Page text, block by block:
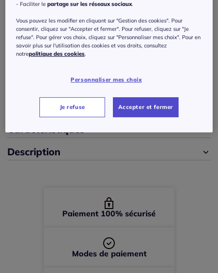
Taille :
Veuillez sélectionner une taille
36 -En stock
En stock
44 -En stock
Guide des tailles
Caractéristiques
Description
Paiement 100% sécurisé
Modes de paiement
- Faciliter lepartage sur les réseaux sociaux.
Vous pouvez les modifier en cliquant sur "Gestion des cookies". Pour
consentir, cliquez sur "Accepter et fermer". Pour refuser, cliquez sur "Je
refuse". Pour gérer vos choix, cliquez sur "Personnaliser mes choix". Pour en
savoir plus sur l'utilisation des cookies et vos droits, consultez
notrepolitique des cookies.
Personnaliser mes choix
Je refuse Accepter et fermer